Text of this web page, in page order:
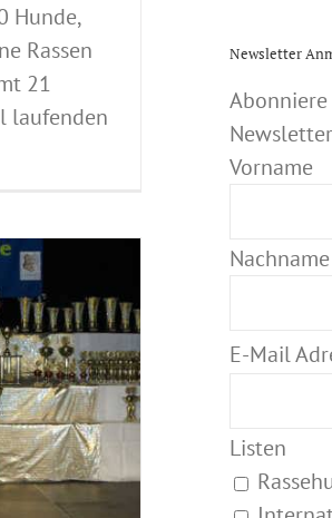
Hunde,
Rassen
21
laufenden
Newsletter
Vorname
Nachname
E-Mail
Listen